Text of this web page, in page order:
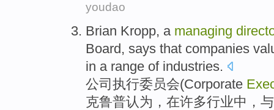
youdao
Brian Kropp, a managing
Board, says that companies
in a range of industries.
公司 执行委员会(Corporate
克鲁普认为 ， 在许多行业中，与